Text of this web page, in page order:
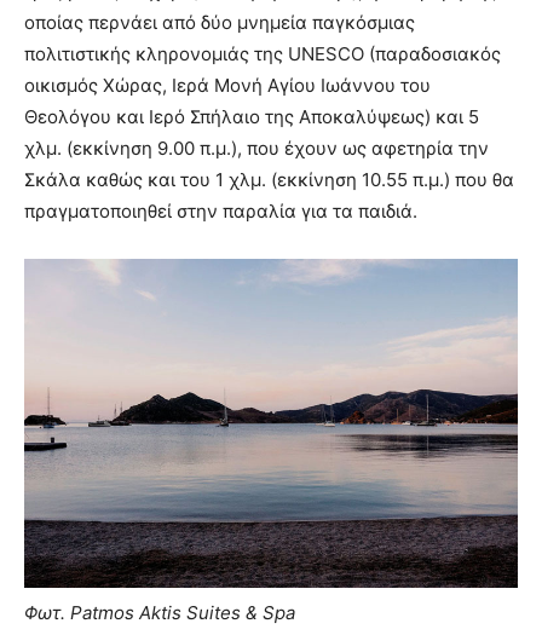
οποίας περνάει από δύο μνημεία παγκόσμιας
πολιτιστικής κληρονομιάς της UNESCO (παραδοσιακός
οικισμός Χώρας, Ιερά Μονή Αγίου Ιωάννου του
Θεολόγου και Ιερό Σπήλαιο της Αποκαλύψεως) και 5
χλμ. (εκκίνηση 9.00 π.μ.), που έχουν ως αφετηρία την
Σκάλα καθώς και του 1 χλμ. (εκκίνηση 10.55 π.μ.) που θα
πραγματοποιηθεί στην παραλία για τα παιδιά.
Φωτ. Patmos Aktis Suites & Spa